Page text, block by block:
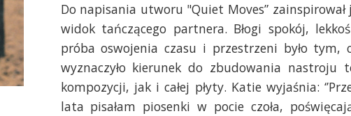
Do napisania utworu "Quiet Moves” zainspirował
widok tańczącego partnera. Błogi spokój,
próba oswojenia czasu i przestrzeni było tym,
wyznaczyło kierunek do zbudowania nastroju
kompozycji, jak i całej płyty. Katie wyjaśnia:
lata pisałam piosenki w pocie czoła,